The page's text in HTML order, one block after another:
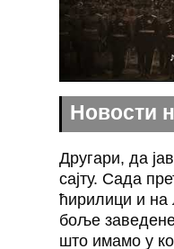
Новости
Другари, да
сајту. Сада
ћирилици и на
боље
што имамо у